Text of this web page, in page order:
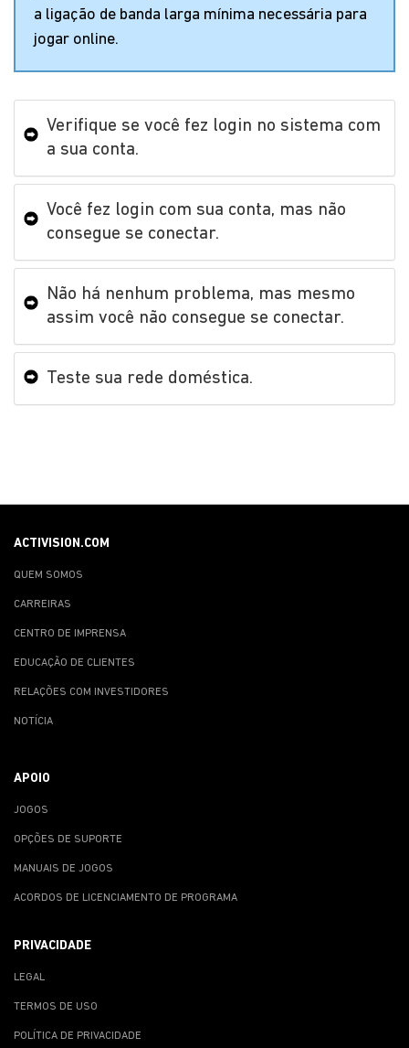
a ligação de banda larga mínima necessária para
jogar online.
Verifique se você fez login no sistema com
a sua conta.
Você fez login com sua conta, mas não
consegue se conectar.
Não há nenhum problema, mas mesmo
assim você não consegue se conectar.
Teste sua rede doméstica.
ACTIVISION.COM
QUEM SOMOS
CARREIRAS
CENTRO DE IMPRENSA
EDUCAÇÃO DE CLIENTES
RELAÇÕES COM INVESTIDORES
NOTÍCIA
APOIO
JOGOS
OPÇÕES DE SUPORTE
MANUAIS DE JOGOS
ACORDOS DE LICENCIAMENTO DE PROGRAMA
PRIVACIDADE
LEGAL
TERMOS DE USO
POLÍTICA DE PRIVACIDADE